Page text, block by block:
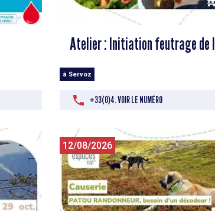
Atelier : Initiation feutrage de
à Servoz
+33(0)4. VOIR LE NUMÉRO
12/08/2026